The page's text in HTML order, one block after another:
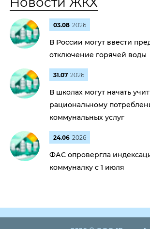
03.08 2026
В России могут ввести
отключение горячей воды
31.07 2026
В школах могут начать
рациональному
коммунальных услуг
24.06 2026
ФАС опровергла
коммуналку с 1 июля